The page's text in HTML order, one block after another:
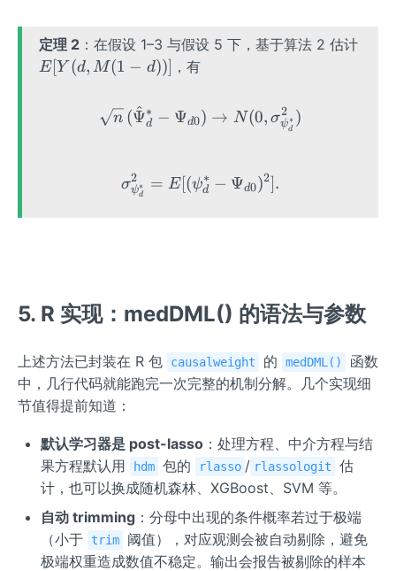
m_
{k
1}^
K
{i=
si_
{*,
k}
定理 2 ：在假设 1–3 与假设 5 下，基于算法 2 估计
E
E [Y (d, M(1 − d))] ，有
\sqrt{n}\,(\hat\Psi_d^*-
n (Ψ
^
d
∗ − Ψd0) → N(0, σψd
∗
2 )
σψd
∗
2 = E [(ψd
∗ − Ψd0)2].
5. R 实现：medDML() 的语法与参数
上述方法已封装在 R 包 causalweight 的 medDML()
函数
中，几行代码就能跑完一次完整的机制分解。几个实现细
节值得提前知道：
默认学习器是 post-lasso：处理方程、中介方程与结
果方程默认用
hdm 包的 rlasso / rlassologit
估
计，也可以换成随机森林、XGBoost、SVM 等。
自动 trimming：分母中出现的条件概率若过于极端
（小于
trim
阈值），对应观测会被自动剔除，避免
极端权重造成数值不稳定。输出会报告被剔除的样本